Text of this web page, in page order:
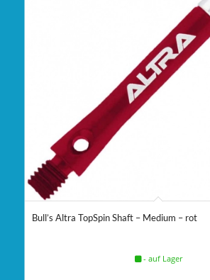
Bull’s Altra TopSpin Shaft – Medium – rot
- auf Lager